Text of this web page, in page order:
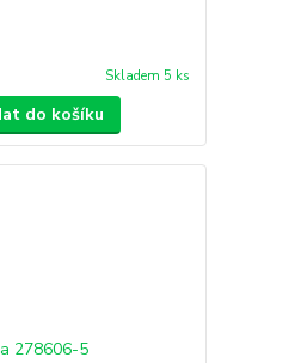
Skladem 5 ks
do košíku